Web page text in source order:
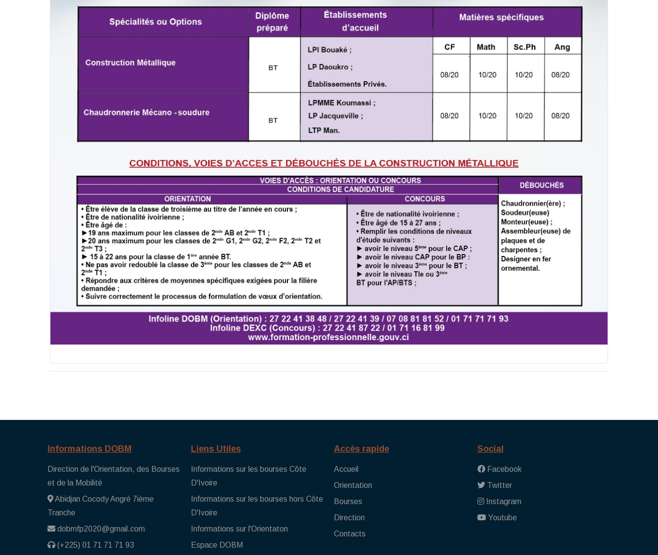
Informations DOBM
Direction de l'Orientation, des Bourses
et de la Mobilité
Abidjan Cocody Angré 7ième
Tranche
dobmfp2020@gmail.com
(+225) 01 71 71 71 93
Liens Utiles
Informations sur les bourses Côte
D'Ivoire
Informations sur les bourses hors Côte
D'Ivoire
Informations sur l'Orientaton
Espace DOBM
Accès rapide
Accueil
Orientation
Bourses
Direction
Contacts
Social
Facebook
Twitter
Instagram
Youtube